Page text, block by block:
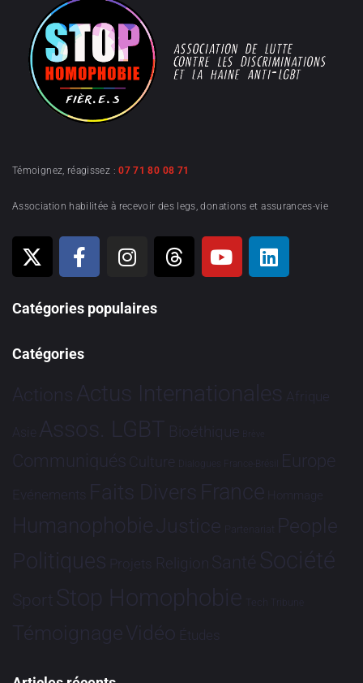
Témoignez, réagissez :07 71 80 08 71
Association habilitée à recevoir des legs, donations et assurances-vie
Catégories populaires
Catégories
Actions Actus Internationales Afrique
Asie Assos. LGBT Bioéthique Brève
Communiqués Culture Dialogues France-Brésil Europe
Evénements Faits Divers France Hommage
HumanophobieJustice Partenariat People
Politiques Projets Religion Santé Société
Sport Stop Homophobie Tech Tribune
TémoignageVidéo Études